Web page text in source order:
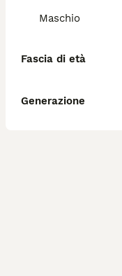
Maschio
Fascia di età
Generazione